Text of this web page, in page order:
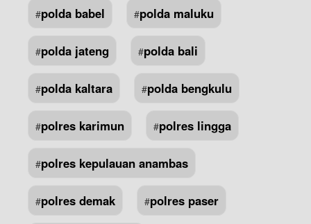
#polda babel #polda maluku
#polda jateng #polda bali
#polda kaltara #polda bengkulu
#polres karimun #polres lingga
#polres kepulauan anambas
#polres demak #polres paser